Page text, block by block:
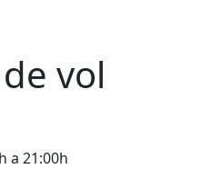
vol
a 21:00h